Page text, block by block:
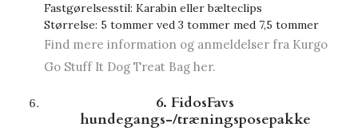
Fastgørelsesstil: Karabin eller bælteclips
Størrelse: 5 tommer ved 3 tommer med 7,5 tommer
Find mere information og anmeldelser fra Kurgo
Go Stuff It Dog Treat Bag her.
6. FidosFavs
hundegangs-/træningsposepakke